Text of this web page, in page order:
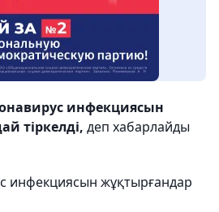
инфекциясын
тіркелді, деп хабарлайды
инфекциясын жұқтырғандар